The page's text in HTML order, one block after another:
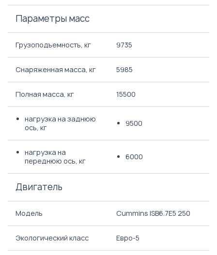
Параметры масс
Грузоподъемность, кг 9735
Снаряженная масса, кг 5985
Полная масса, кг 15500
нагрузка на заднюю
ось, кг
9500
нагрузка на
переднюю ось, кг
6000
Двигатель
Модель Cummins ISB6.7E5 250
Экологический класс Евро-5